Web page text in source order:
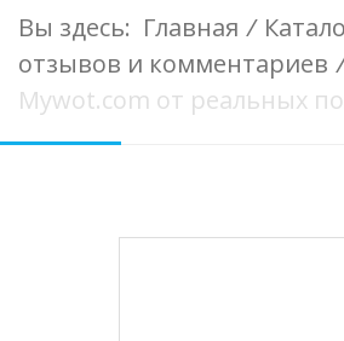
Вы здесь: Главная /
отзывов и комментариев /
Mywot.com от реальных